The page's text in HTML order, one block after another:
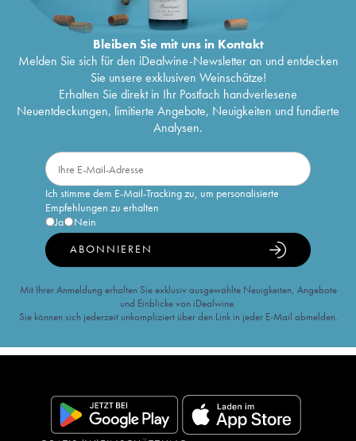
Bleiben Sie mit uns in Kontakt
Melden Sie sich für den iDealwine-Newsletter an und entdecken
Sie unsere exklusiven Weinschätze!
Erhalten Sie direkt in Ihr Postfach handverlesene
Neuentdeckungen, limitierte Angebote, Neuigkeiten und fundierte
Analysen.
Ich stimme dem E-Mail-Tracking zu, um personalisierte
Empfehlungen zu erhalten
Ja
Nein
ABONNIEREN
Mit Ihrer Anmeldung erhalten Sie exklusiv ausgewählte Neuigkeiten, Angebote
und Einblicke von iDealwine.
Sie können sich jederzeit unkompliziert über den Link in jeder E-Mail abmelden.